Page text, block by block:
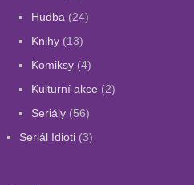
Hudba (24)
Knihy(13)
Komiksy(4)
Kulturní akce (2)
Seriály(56)
Seriál Idioti(3)